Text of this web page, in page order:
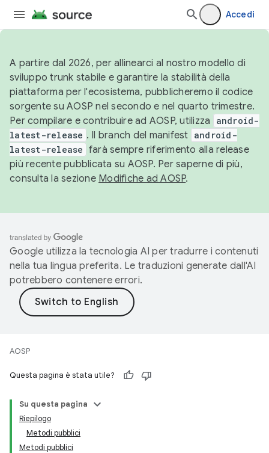
Accedi
A partire dal 2026, per allinearci al nostro modello di
sviluppo trunk stabile e garantire la stabilità della
piattaforma per l'ecosistema, pubblicheremo il codice
sorgente su AOSP nel secondo e nel quarto trimestre.
Per compilare e contribuire ad AOSP, utilizza
android-
latest-release . Il branch del manifest android-
latest-release farà sempre riferimento alla release
più recente pubblicata su AOSP. Per saperne di più,
consulta la sezione Modifiche ad AOSP.
Google utilizza la tecnologia AI per tradurre i contenuti
nella tua lingua preferita. Le traduzioni generate dall'AI
potrebbero contenere errori.
AOSP
Questa pagina è stata utile?
Su questa pagina
Riepilogo
Metodi pubblici
Metodi pubblici